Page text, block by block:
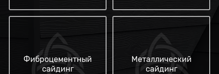
Фиброцементный
сайдинг
Металлический
сайдинг